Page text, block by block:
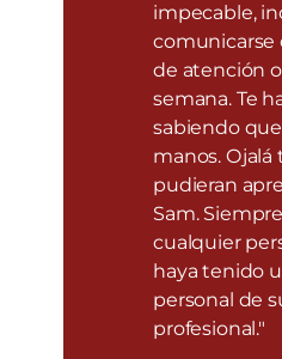
impecable,
comunicarse
de atención
semana. Te
sabiendo
manos. Ojalá
pudieran
Sam.
cualquier
haya tenido
personal de
profesional."